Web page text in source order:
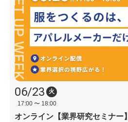
06/23
火
17:00 〜 18:00
オンライン【業界研究セミナー